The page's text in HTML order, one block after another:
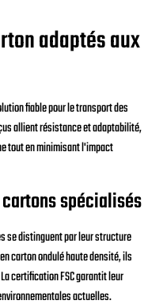
adaptés aux
fiable pour le transport des
allient résistance et adaptabilité,
tout en minimisant l'impact
spécialisés
se distinguent par leur structure
carton ondulé haute densité, ils
certification FSC garantit leur
actuelles.